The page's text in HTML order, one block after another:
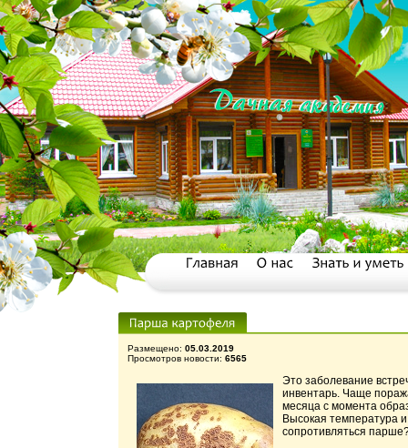
Размещено: 05.03.2019
Просмотров новости: 6565
Это заболевание
инвентарь. Чаще
месяца с момента
Высокая температура
сопротивляться